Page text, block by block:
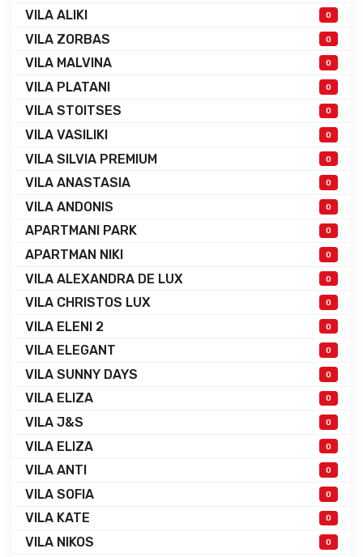
VILA ALIKI 0
VILA ZORBAS 0
VILA MALVINA 0
VILA PLATANI 0
VILA STOITSES 0
VILA VASILIKI 0
VILA SILVIA PREMIUM 0
VILA ANASTASIA 0
VILA ANDONIS 0
APARTMANI PARK 0
APARTMAN NIKI 0
VILA ALEXANDRA DE LUX 0
VILA CHRISTOS LUX 0
VILA ELENI 2 0
VILA ELEGANT 0
VILA SUNNY DAYS 0
VILA ELIZA 0
VILA J&S 0
VILA ELIZA 0
VILA ANTI 0
VILA SOFIA 0
VILA KATE 0
VILA NIKOS 0